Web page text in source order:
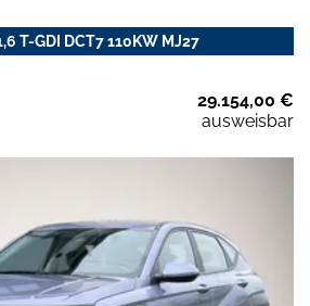
T-GDI DCT7 110KW MJ27
29.154,00 €
ausweisbar